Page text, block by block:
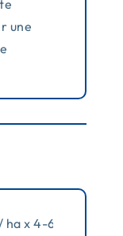
une
ha x 4-6